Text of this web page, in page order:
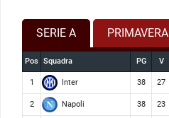
SERIE A PRIMAVERA
Pos Squadra PG V
1 Inter 38 27
2 Napoli 38 23